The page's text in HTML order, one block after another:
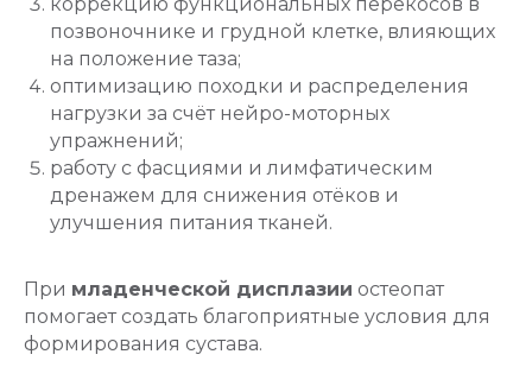
позвоночнике и грудной клетке, влияющих
на положение таза;
оптимизацию походки и распределения
нагрузки за счёт нейро-моторных
упражнений;
работу с фасциями и лимфатическим
дренажем для снижения отёков и
улучшения питания тканей.
При младенческой дисплазии остеопат
помогает создать благоприятные условия для
формирования сустава.